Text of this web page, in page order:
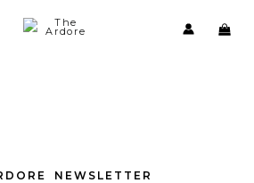
NEWSLETTER